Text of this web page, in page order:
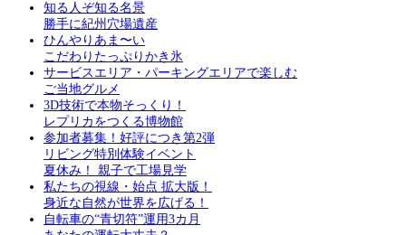
知る人ぞ知る名景
勝手に紀州穴場遺産
ひんやりあま〜い
こだわりたっぷりかき氷
サービスエリア・パーキングエリアで楽しむ
ご当地グルメ
3D技術で本物そっくり！
レプリカをつくる博物館
参加者募集！好評につき第2弾
リビング特別体験イベント
夏休み！ 親子で工場見学
私たちの視線・始点 拡大版！
身近な自然が世界を広げる！
自転車の“青切符”運用3カ月